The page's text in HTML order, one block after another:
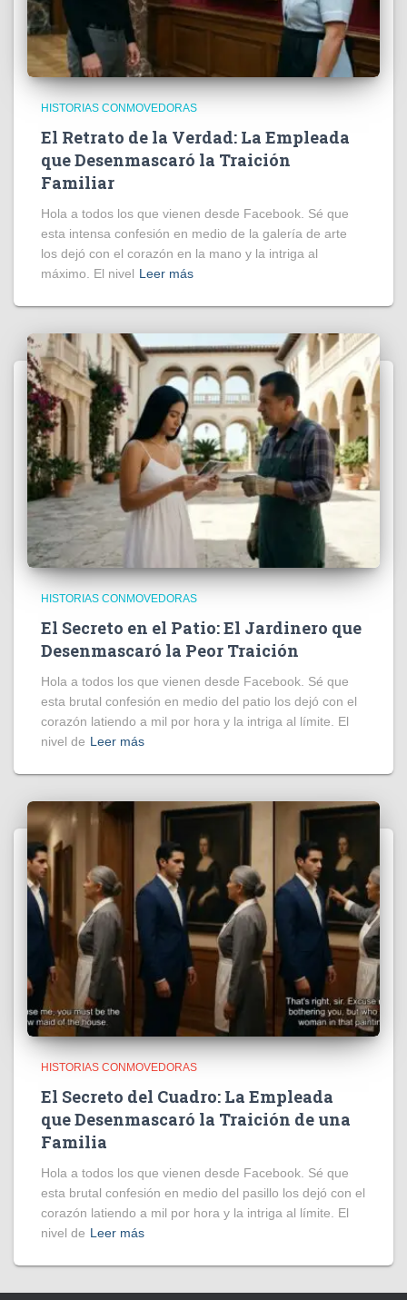
HISTORIAS CONMOVEDORAS
El Retrato de la Verdad: La Empleada
que Desenmascaró la Traición
Familiar
Hola a todos los que vienen desde Facebook. Sé que
esta intensa confesión en medio de la galería de arte
los dejó con el corazón en la mano y la intriga al
máximo. El nivel Leer más
HISTORIAS CONMOVEDORAS
El Secreto en el Patio: El Jardinero que
Desenmascaró la Peor Traición
Hola a todos los que vienen desde Facebook. Sé que
esta brutal confesión en medio del patio los dejó con el
corazón latiendo a mil por hora y la intriga al límite. El
nivel de Leer más
HISTORIAS CONMOVEDORAS
El Secreto del Cuadro: La Empleada
que Desenmascaró la Traición de una
Familia
Hola a todos los que vienen desde Facebook. Sé que
esta brutal confesión en medio del pasillo los dejó con el
corazón latiendo a mil por hora y la intriga al límite. El
nivel de Leer más